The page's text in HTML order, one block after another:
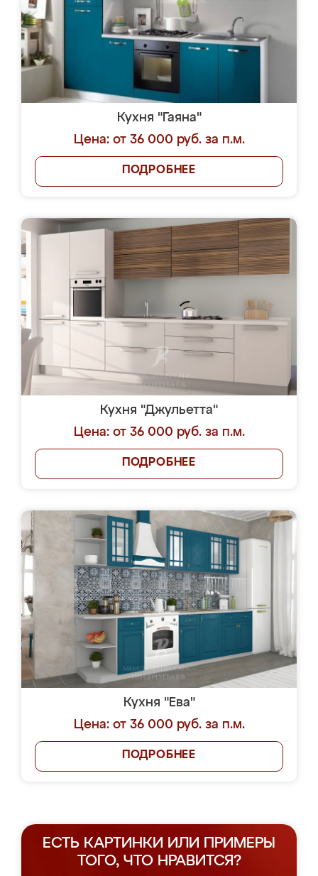
Кухня "Гаяна"
Цена: от 36 000 руб. за п.м.
ПОДРОБНЕЕ
Кухня "Джульетта"
Цена: от 36 000 руб. за п.м.
ПОДРОБНЕЕ
Кухня "Ева"
Цена: от 36 000 руб. за п.м.
ПОДРОБНЕЕ
ЕСТЬ КАРТИНКИ ИЛИ ПРИМЕРЫ
ТОГО, ЧТО НРАВИТСЯ?